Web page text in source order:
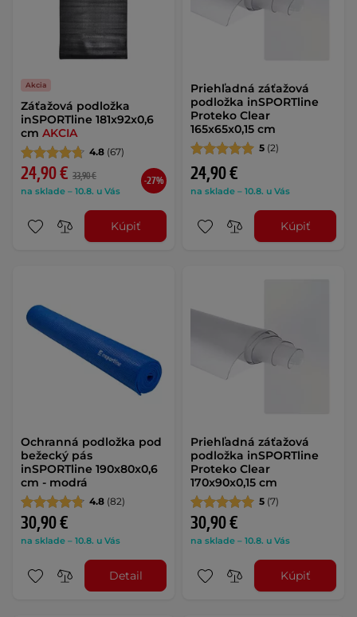
Akcia
Záťažová podložka
inSPORTline 181x92x0,6
cm AKCIA
4.8 (67)
24,90 € 33,90 €
na sklade – 10.8. u Vás
-27%
Kúpiť
Priehľadná záťažová
podložka inSPORTline
Proteko Clear
165x65x0,15 cm
5 (2)
24,90 €
na sklade – 10.8. u Vás
Kúpiť
Ochranná podložka pod
bežecký pás
inSPORTline 190x80x0,6
cm - modrá
4.8 (82)
30,90 €
na sklade – 10.8. u Vás
Detail
Priehľadná záťažová
podložka inSPORTline
Proteko Clear
170x90x0,15 cm
5 (7)
30,90 €
na sklade – 10.8. u Vás
Kúpiť